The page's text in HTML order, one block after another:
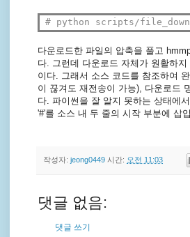
# python scripts/
다운로드한 파일의 압축을 풀고
다. 그런데 다운로드 자체가 원활하
이다. 그래서 소스 코드를 참조하여
이 끊겨도 재전송이 가능), 다운로드
다. 파이썬을 잘 알지 못하는 상태에
'#'를 소스 내 두 줄의 시작 부분에 삽
작성자: jeong0449 시간: 오전 11:03
댓글 없음:
댓글 쓰기